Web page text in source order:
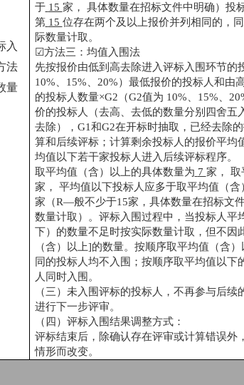
入
法
量
于 15 家，
具体数量在招标文件中明确）投
第 15 位存在两个及以上报价并列相同的，
际数量计取。
☑方法三：均值入围法
先按报价由低到高去除进入评标入围环节的
10%、15%、20%）最低报价的投标人和由
的投标人数量×G2（G2值为 10%、15%、
价的投标人（去高、去低的数量分别四舍五
去除），G1和G2在开标时抽取，已经去除
算和后续评标；计算剩余投标人的报价平均
均值以下若干家投标人进入后续评标程序。
取平均值（含）以上的具体数量为 7 家， 取
家，
平均值以下投标人应多于取平均值（
家（R—般不少于15家，具体数量在招标文
数量计取）。评标入围过程中，当投标人平
下）的数量不足时按实际数量计取，但不因
（含）以上]的数量。按顺序取平均值（含
同的投标人均不入围；按顺序取平均值以下
人同时入围。
（三）未入围评标的投标人，不再参与后
进行下一步评审。
（四）评标入围结果调整方式：
评标结束后，除确认存在评审或计算错误外
情形而改变。